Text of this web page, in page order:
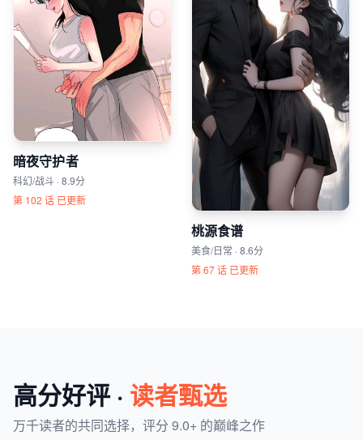
暗夜守护者
科幻/战斗 · 8.9分
第 102 话 已更新
桃源食谱
美食/日常 · 8.6分
第 67 话 已更新
高分好评 · 读者甄选
万千读者的共同选择，评分 9.0+ 的巅峰之作